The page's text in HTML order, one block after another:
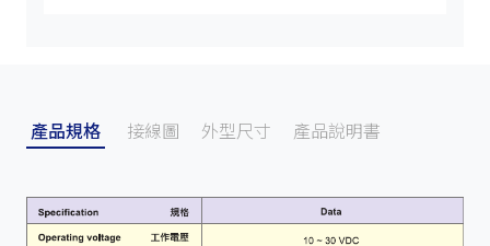
產品規格 接線圖 外型尺寸 產品說明書